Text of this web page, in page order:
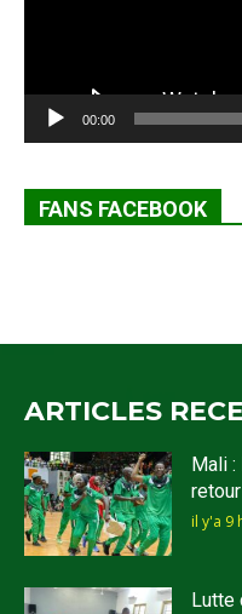
00:00
FANS FACEBOOK
ARTICLES
Mali
il y'a 9
Lutte